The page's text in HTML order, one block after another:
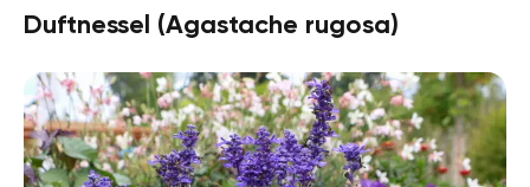
Duftnessel (Agastache rugosa)